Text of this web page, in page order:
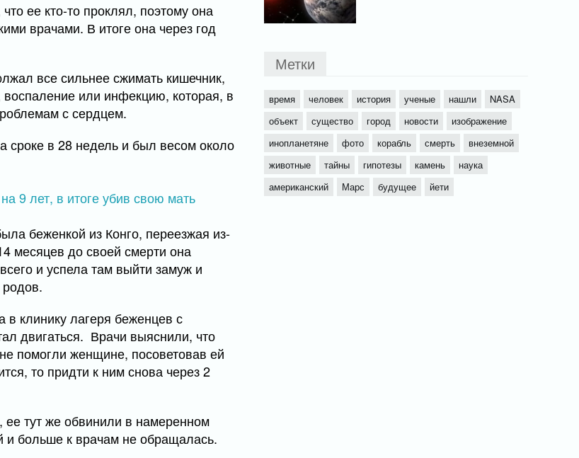
ее кто-то проклял, поэтому она
врачами. В итоге она через год
все сильнее сжимать кишечник,
воспаление или инфекцию, которая, в
с сердцем.
сроке в 28 недель и был весом около
беженкой из Конго, переезжая из-
месяцев до своей смерти она
и успела там выйти замуж и
клинику лагеря беженцев с
двигаться. Врачи выяснили, что
помогли женщине, посоветовав ей
то придти к ним снова через 2
тут же обвинили в намеренном
и больше к врачам не обращалась.
Метки
время человек история ученые нашли
NASA
объект
существо город новости
изображение
инопланетяне
фото корабль смерть
внеземной
животные
тайны гипотезы камень
наука
американский
Марс будущее йети